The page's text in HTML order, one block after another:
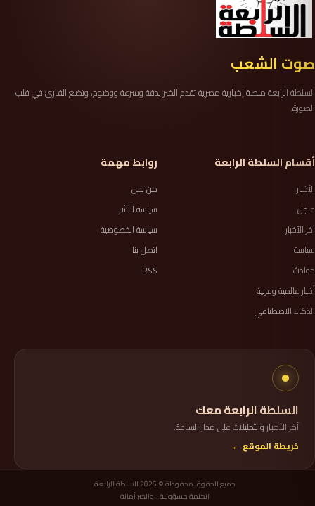
صوت الشعب
السلطة الرابعة منصة إخبارية مصرية تقدم الخبر بدقة وسرعة ووضوح، وتضع القارئ في قلب
الصورة.
أقسام السلطة الرابعة
الأخبار
عاجل
آخر الأخبار
سياسة
حوادث
أخبار عالمية وعربية
الذكاء الاصطناعي
روابط مهمة
من نحن
سياسة النشر
سياسة الخصوصية
اتصل بنا
RSS
السلطة الرابعة معك
آخر الأخبار والتحليلات على مدار الساعة.
خريطة الموقع ←
جميع الحقوق محفوظة © 2026 السلطة الرابعة
الكلمة مسؤولية.. والخبر أمانة